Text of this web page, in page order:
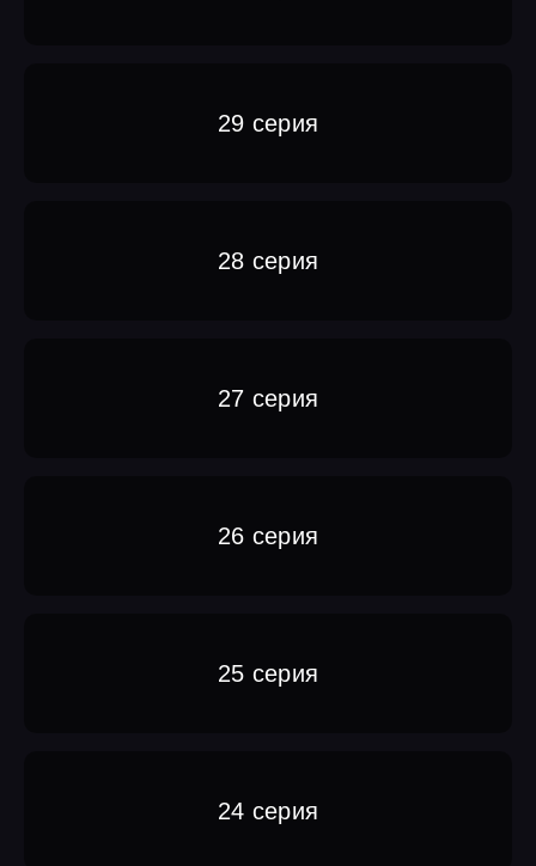
29 серия
28 серия
27 серия
26 серия
25 серия
24 серия